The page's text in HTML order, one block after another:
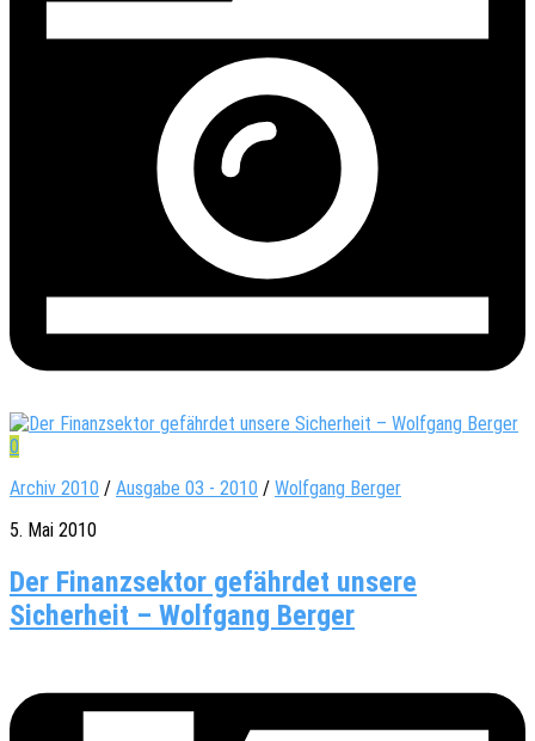
0
Archiv 2010 / Ausgabe 03 - 2010 / Wolfgang Berger
5. Mai 2010
Der Finanzsektor gefährdet unsere
Sicherheit – Wolfgang Berger